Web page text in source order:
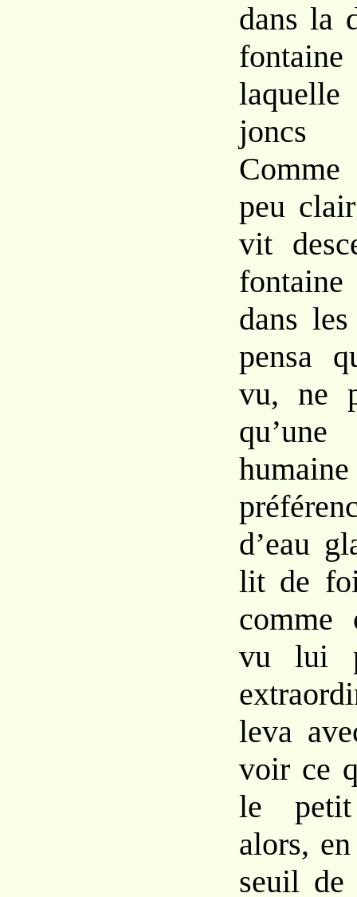
dans la
joncs
peu
vit
dans
pensa
vu, ne
d’eau
lit de
comme
vu lui
leva
voir ce
le
alors,
seuil